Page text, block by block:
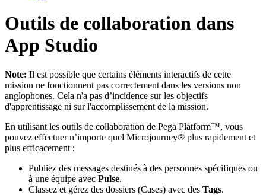
Outils de collaboration dans
App Studio
Note: Il est possible que certains éléments interactifs de cette
mission ne fonctionnent pas correctement dans les versions non
anglophones. Cela n'a pas d’incidence sur les objectifs
d'apprentissage ni sur l'accomplissement de la mission.
En utilisant les outils de collaboration de Pega Platform™, vous
pouvez effectuer n’importe quel Microjourney® plus rapidement et
plus efficacement :
Publiez des messages destinés à des personnes spécifiques ou
à une équipe avec Pulse.
Classez et gérez des dossiers (Cases) avec des Tags.